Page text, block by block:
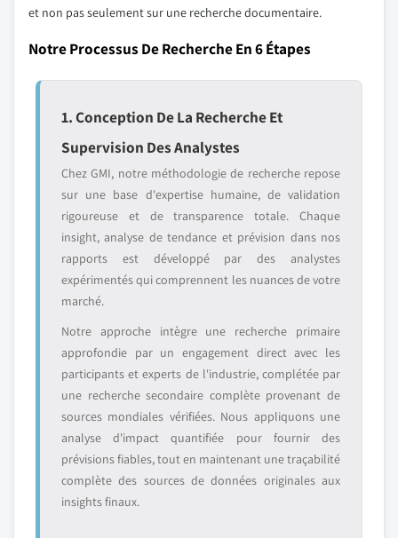
et non pas seulement sur une recherche documentaire.
Notre Processus De Recherche En 6 Étapes
1. Conception De La Recherche Et
Supervision Des Analystes
Chez GMI, notre méthodologie de recherche repose
sur une base d'expertise humaine, de validation
rigoureuse et de transparence totale. Chaque
insight, analyse de tendance et prévision dans nos
rapports est développé par des analystes
expérimentés qui comprennent les nuances de votre
marché.
Notre approche intègre une recherche primaire
approfondie par un engagement direct avec les
participants et experts de l'industrie, complétée par
une recherche secondaire complète provenant de
sources mondiales vérifiées. Nous appliquons une
analyse d'impact quantifiée pour fournir des
prévisions fiables, tout en maintenant une traçabilité
complète des sources de données originales aux
insights finaux.